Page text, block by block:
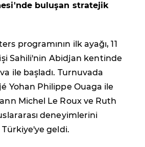
buluşan stratejik
programının ilk ayağı, 11
Sahili'nin Abidjan kentinde
ile başladı. Turnuvada
Yohan Philippe Ouaga ile
Michel Le Roux ve Ruth
deneyimlerini
geldi.